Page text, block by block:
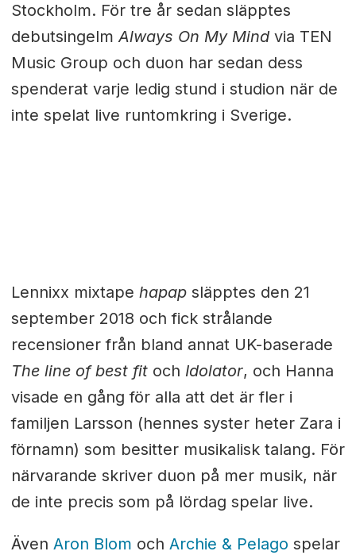
Stockholm. För tre år sedan släpptes
debutsingelmAlways On My Mindvia TEN
Music Group och duon har sedan dess
spenderat varje ledig stund i studion när de
inte spelat live runtomkring i Sverige.
Lennixx mixtape hapap släpptes den 21
september 2018 och fick strålande
recensioner från bland annat UK-baserade
The line of best fitoch Idolator, och Hanna
visade en gång för alla att det är fler i
familjen Larsson (hennes syster heter Zara i
förnamn) som besitter musikalisk talang. För
närvarande skriver duon på mer musik, när
de inte precis som på lördag spelar live.
Även Aron Blom och Archie & Pelago spelar